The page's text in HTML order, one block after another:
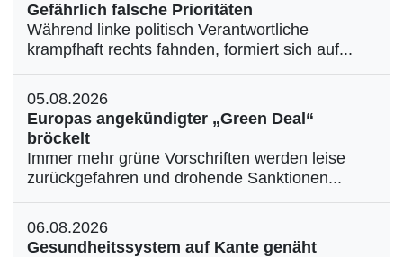
Gefährlich falsche Prioritäten
Während linke politisch Verantwortliche
krampfhaft rechts fahnden, formiert sich auf...
05.08.2026
Europas angekündigter „Green Deal“
bröckelt
Immer mehr grüne Vorschriften werden leise
zurückgefahren und drohende Sanktionen...
06.08.2026
Gesundheitssystem auf Kante genäht